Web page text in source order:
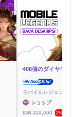
408個のダイヤモンド
モバイルレジェンド
ショップ
IDR 110,000
2%